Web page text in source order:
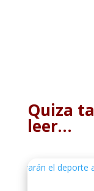
Quiza
leer…